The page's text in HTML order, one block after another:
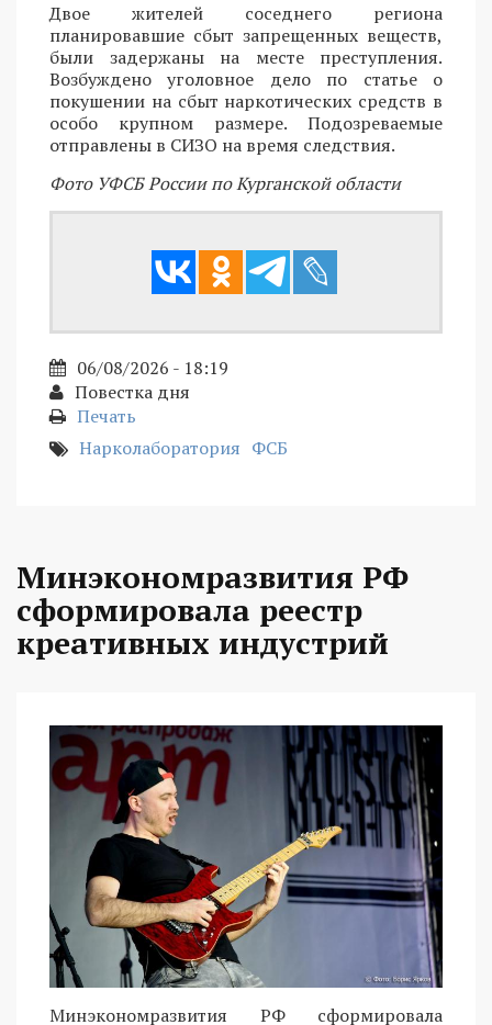
Двое жителей соседнего региона
планировавшие сбыт запрещенных веществ,
были задержаны на месте преступления.
Возбуждено уголовное дело по статье о
покушении на сбыт наркотических средств в
особо крупном размере. Подозреваемые
отправлены в СИЗО на время следствия.
Фото УФСБ России по Курганской области
06/08/2026 - 18:19
Повестка дня
Печать
Нарколаборатория ФСБ
Минэкономразвития РФ
сформировала реестр
креативных индустрий
Минэкономразвития РФ сформировала